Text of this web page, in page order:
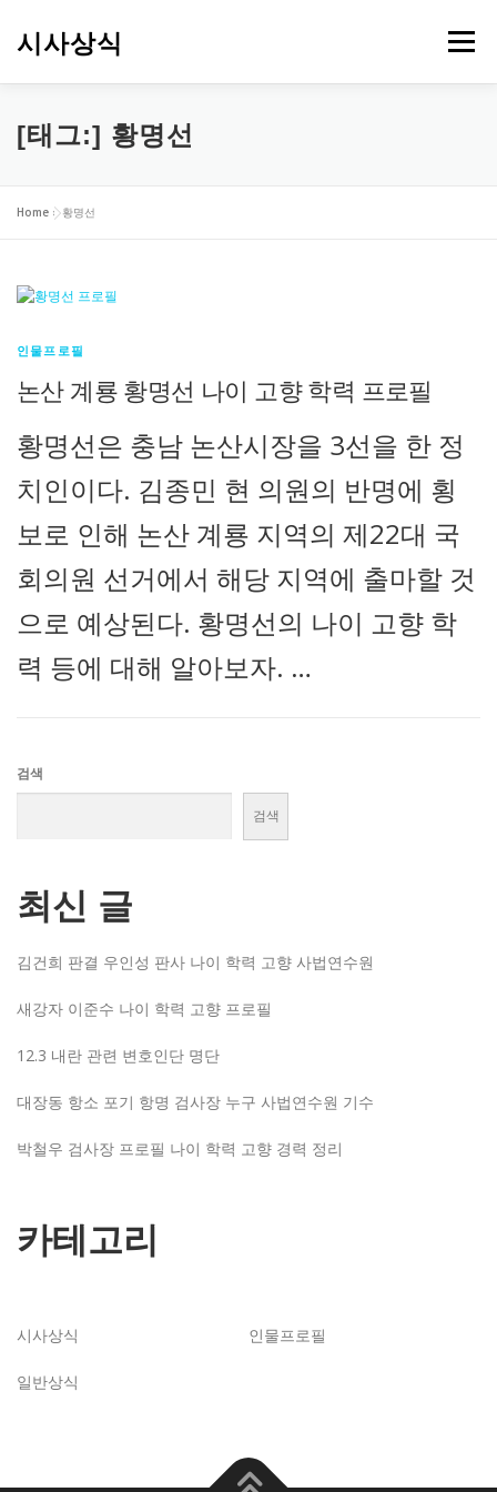
시사상식 메뉴
[태그:] 황명선
Home »황명선
인물프로필
논산 계룡 황명선 나이 고향 학력 프로필
황명선은 충남 논산시장을 3선을 한 정
치인이다. 김종민 현 의원의 반명에 횡
보로 인해 논산 계룡 지역의 제22대 국
회의원 선거에서 해당 지역에 출마할 것
으로 예상된다. 황명선의 나이 고향 학
력 등에 대해 알아보자. …
검색
검색
최신 글
김건희 판결 우인성 판사 나이 학력 고향 사법연수원
새강자 이준수 나이 학력 고향 프로필
12.3 내란 관련 변호인단 명단
대장동 항소 포기 항명 검사장 누구 사법연수원 기수
박철우 검사장 프로필 나이 학력 고향 경력 정리
카테고리
시사상식 인물프로필
일반상식